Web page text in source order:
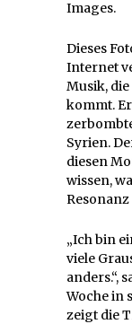
Images.
Dieses
Internet
Musik,
kommt.
Syrien.
diesen
wissen,
Resonanz
„Ich bin
viele
anders.“,
Woche in
zeigt die